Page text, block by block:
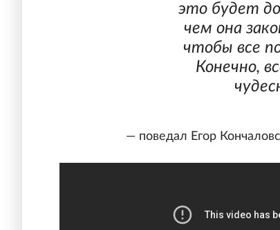
это будет
чем она
чтобы все
Конечно,
— поведал Егор